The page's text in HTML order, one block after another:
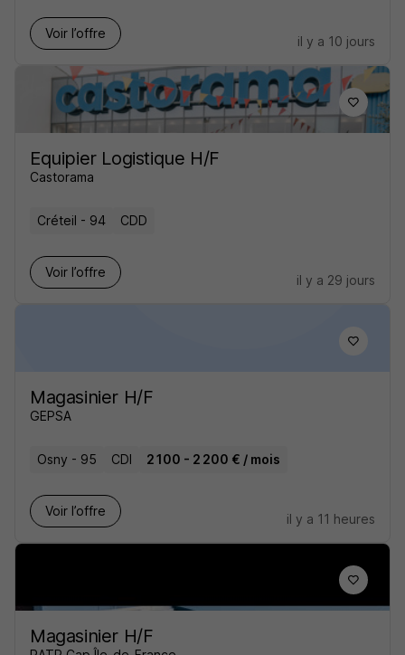
Voir l’offre
il y a 10 jours
Equipier Logistique H/F
Castorama
Créteil - 94 CDD
Voir l’offre
il y a 29 jours
Magasinier H/F
GEPSA
Osny - 95 CDI 2 100 - 2 200 € / mois
Voir l’offre
il y a 11 heures
Magasinier H/F